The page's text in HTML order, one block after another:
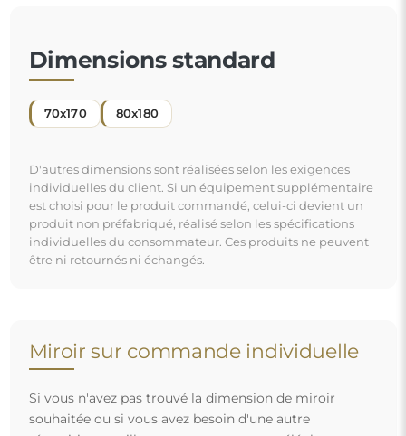
Dimensions standard
70x170 80x180
D'autres dimensions sont réalisées selon les exigences
individuelles du client. Si un équipement supplémentaire
est choisi pour le produit commandé, celui-ci devient un
produit non préfabriqué, réalisé selon les spécifications
individuelles du consommateur. Ces produits ne peuvent
être ni retournés ni échangés.
Miroir sur commande individuelle
Si vous n'avez pas trouvé la dimension de miroir
souhaitée ou si vous avez besoin d'une autre